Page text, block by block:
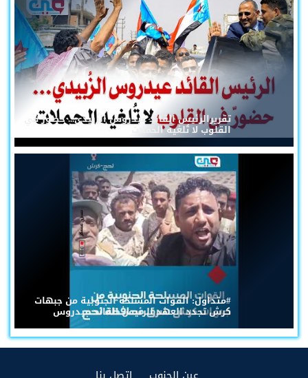
تقريرالرئيس القائد عيدروس الزُبيدي... حضورٌ في
القلوب لا تُلغيه الحملات
#متداول: القوات المسلحة الجنوبية من جبهات
كرش تجدد العهد للرئيس القائد عيدروس